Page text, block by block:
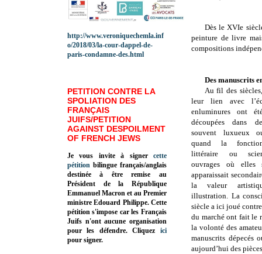
Dès le XVIe
peinture de livre
compositions
Des manuscrits
Au fil des
leur lien avec
enluminures ont
découpées dans
souvent luxueux
quand la
littéraire ou
ouvrages où elles
apparaissait
la valeur
illustration. La
siècle a ici joué
du marché ont fait le
la volonté des
manuscrits dépecés
aujourd’hui des
http://www.veroniquechemla.inf
o/2018/03/la-cour-dappel-de-
paris-condamne-des.html
PETITION CONTRE LA
SPOLIATION DES
FRANÇAIS
JUIFS/PETITION
AGAINST DESPOILMENT
OF FRENCH JEWS
Je vous invite à signer cette
pétition bilingue français/anglais
destinée à être remise au
Président de la République
Emmanuel Macron et au Premier
ministre Edouard Philippe. Cette
pétition s'impose car les Français
Juifs n'ont aucune organisation
pour les défendre. Cliquez
ici
pour signer.